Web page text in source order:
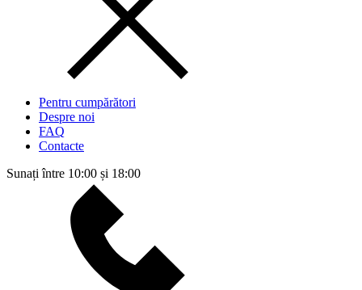
Pentru cumpărători
Despre noi
FAQ
Contacte
Sunați între 10:00 și 18:00